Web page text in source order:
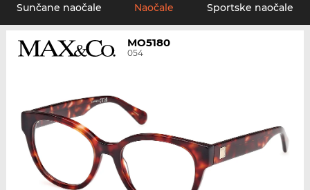
Sunčane naočale Naočale Sportske naočale
MO5180
054